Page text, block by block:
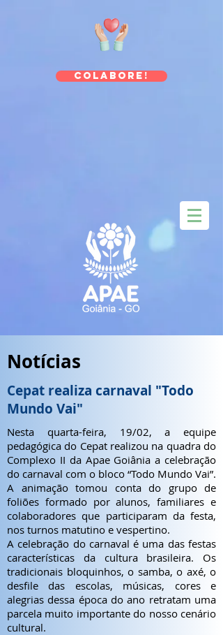
Colabore!
Notícias
Cepat realiza carnaval "Todo
Mundo Vai"
Nesta quarta-feira, 19/02, a equipe
pedagógica do Cepat realizou na quadra do
Complexo II da Apae Goiânia a celebração
do carnaval com o bloco “Todo Mundo Vai”.
A animação tomou conta do grupo de
foliões formado por alunos, familiares e
colaboradores que participaram da festa,
nos turnos matutino e vespertino.
A celebração do carnaval é uma das festas
características da cultura brasileira. Os
tradicionais bloquinhos, o samba, o axé, o
desfile das escolas, músicas, cores e
alegrias dessa época do ano retratam uma
parcela muito importante do nosso cenário
cultural.